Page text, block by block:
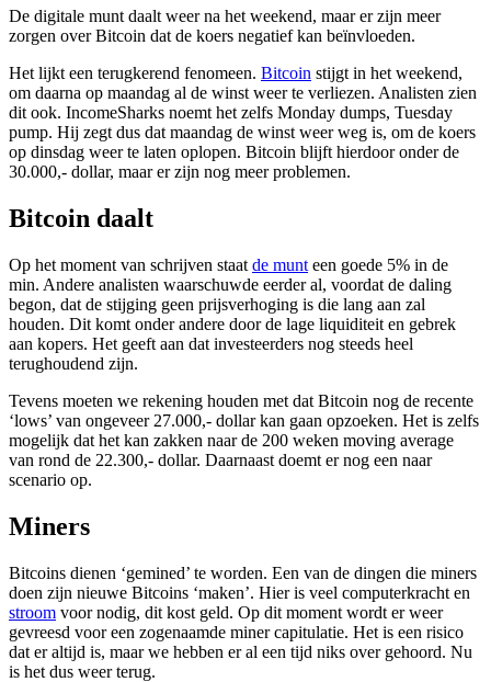
De digitale munt daalt weer na het weekend, maar er zijn meer
zorgen over Bitcoin dat de koers negatief kan beïnvloeden.
Het lijkt een terugkerend fenomeen. Bitcoin stijgt in het weekend,
om daarna op maandag al de winst weer te verliezen. Analisten zien
dit ook. IncomeSharks noemt het zelfs Monday dumps, Tuesday
pump. Hij zegt dus dat maandag de winst weer weg is, om de koers
op dinsdag weer te laten oplopen. Bitcoin blijft hierdoor onder de
30.000,- dollar, maar er zijn nog meer problemen.
Bitcoin daalt
Op het moment van schrijven staat de munt een goede 5% in de
min. Andere analisten waarschuwde eerder al, voordat de daling
begon, dat de stijging geen prijsverhoging is die lang aan zal
houden. Dit komt onder andere door de lage liquiditeit en gebrek
aan kopers. Het geeft aan dat investeerders nog steeds heel
terughoudend zijn.
Tevens moeten we rekening houden met dat Bitcoin nog de recente
‘lows’ van ongeveer 27.000,- dollar kan gaan opzoeken. Het is zelfs
mogelijk dat het kan zakken naar de 200 weken moving average
van rond de 22.300,- dollar. Daarnaast doemt er nog een naar
scenario op.
Miners
Bitcoins dienen ‘gemined’ te worden. Een van de dingen die miners
doen zijn nieuwe Bitcoins ‘maken’. Hier is veel computerkracht en
stroom voor nodig, dit kost geld. Op dit moment wordt er weer
gevreesd voor een zogenaamde miner capitulatie. Het is een risico
dat er altijd is, maar we hebben er al een tijd niks over gehoord. Nu
is het dus weer terug.